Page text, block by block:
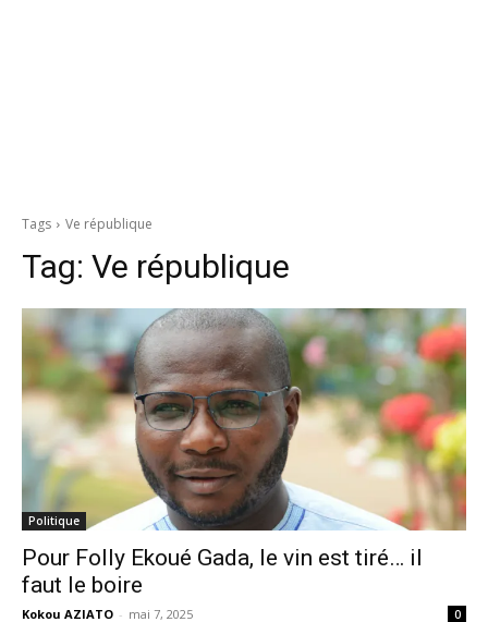
Tags Ve république
Tag: Ve république
Politique
Pour Folly Ekoué Gada, le vin est tiré… il
faut le boire
Kokou AZIATO - mai 7, 2025 0